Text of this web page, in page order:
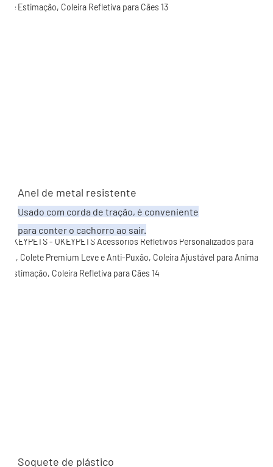
Anel de metal resistente
Usado com corda de tração, é conveniente
para conter o cachorro ao sair.
Soquete de plástico